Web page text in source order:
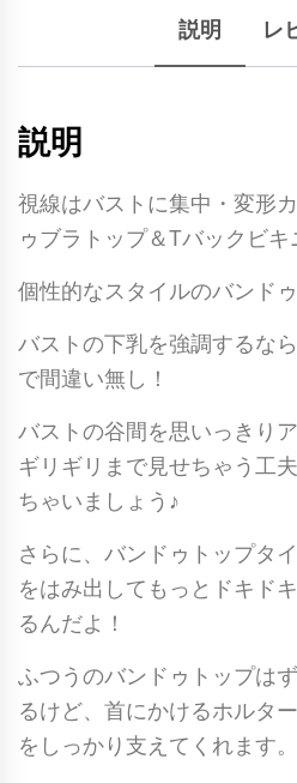
ン
ゥ
ブ
ラ
ッ
プ
＆
ハ
イ
グ
T
バ
ッ
ク
ビ
説明 レ
説明
視線はバストに集中・変形
ゥブラトップ＆Tバックビキ
個性的なスタイルのバンド
バストの下乳を強調するな
で間違い無し！
バストの谷間を思いっきり
ギリギリまで見せちゃう工
ちゃいましょう♪
さらに、バンドゥトップタ
をはみ出してもっとドキド
るんだよ！
ふつうのバンドゥトップは
るけど、首にかけるホルタ
をしっかり支えてくれます。